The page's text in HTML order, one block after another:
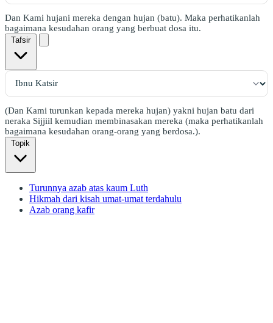
Dan Kami hujani mereka dengan hujan (batu). Maka perhatikanlah
bagaimana kesudahan orang yang berbuat dosa itu.
Tafsir
(Dan Kami turunkan kepada mereka hujan) yakni hujan batu dari
neraka Sijjiil kemudian membinasakan mereka (maka perhatikanlah
bagaimana kesudahan orang-orang yang berdosa.).
Topik
Turunnya azab atas kaum Luth
Hikmah dari kisah umat-umat terdahulu
Azab orang kafir